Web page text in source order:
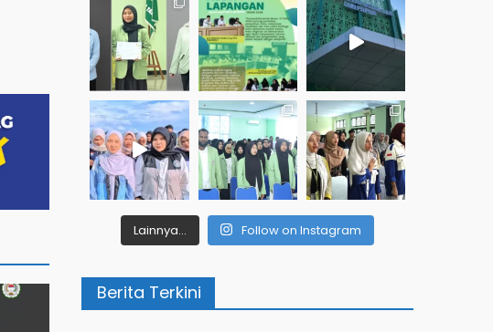
Lainnya... Follow on Instagram
Berita Terkini